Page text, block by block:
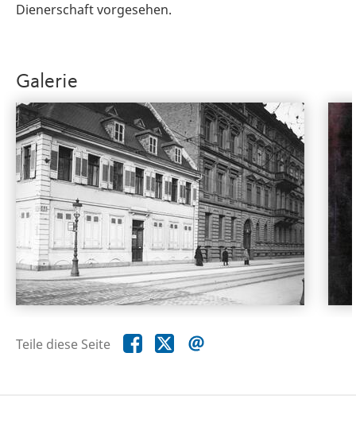
Dienerschaft vorgesehen.
Galerie
Teile diese Seite Teile
diese
Teile
diese